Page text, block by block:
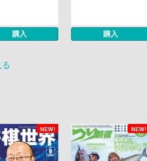
購入 購入
NEW! NEW!